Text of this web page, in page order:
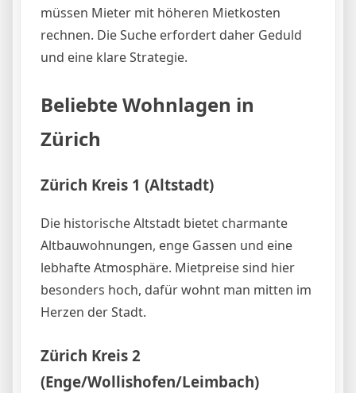
müssen Mieter mit höheren Mietkosten
rechnen. Die Suche erfordert daher Geduld
und eine klare Strategie.
Beliebte Wohnlagen in
Zürich
Zürich Kreis 1 (Altstadt)
Die historische Altstadt bietet charmante
Altbauwohnungen, enge Gassen und eine
lebhafte Atmosphäre. Mietpreise sind hier
besonders hoch, dafür wohnt man mitten im
Herzen der Stadt.
Zürich Kreis 2
(Enge/Wollishofen/Leimbach)